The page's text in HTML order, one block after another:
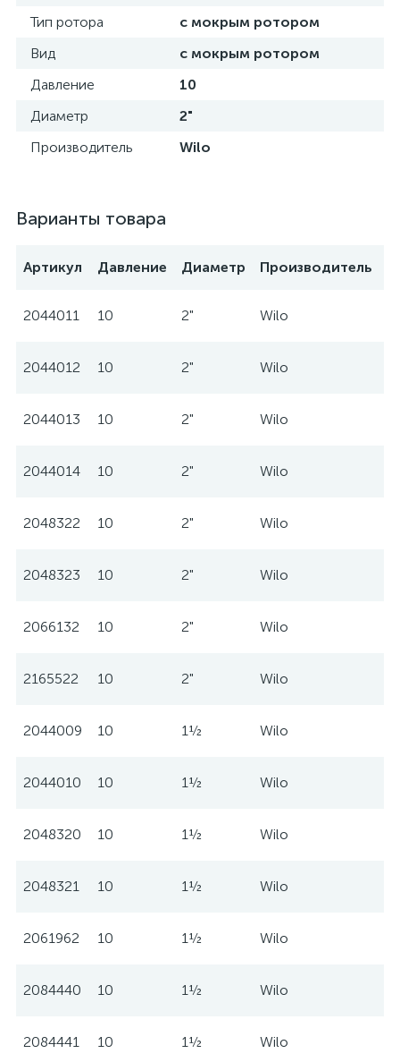
Тип ротора
с мокрым ротором
Вид
с мокрым ротором
Давление
10
Диаметр
2"
Производитель
Wilo
Варианты товара
Артикул Давление Диаметр Производитель
2044011 10 2" Wilo
2044012 10 2" Wilo
2044013 10 2" Wilo
2044014 10 2" Wilo
2048322 10 2" Wilo
2048323 10 2" Wilo
2066132 10 2" Wilo
2165522 10 2" Wilo
2044009 10 1½ Wilo
2044010 10 1½ Wilo
2048320 10 1½ Wilo
2048321 10 1½ Wilo
2061962 10 1½ Wilo
2084440 10 1½ Wilo
2084441 10 1½ Wilo